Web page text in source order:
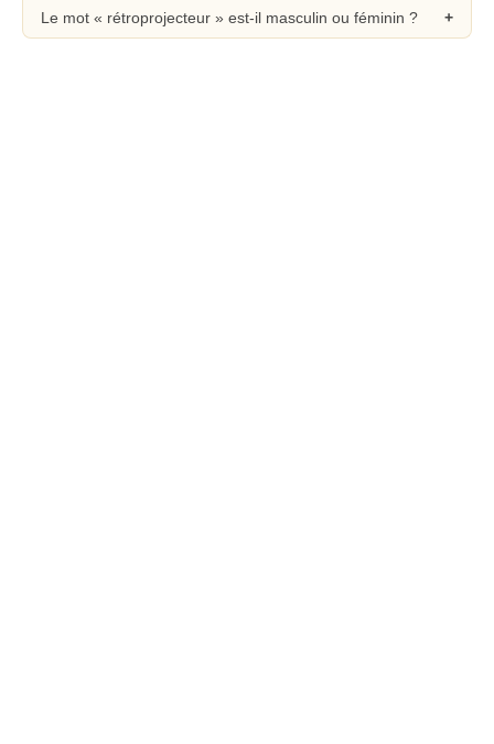
Le mot « rétroprojecteur » est-il masculin ou féminin ?